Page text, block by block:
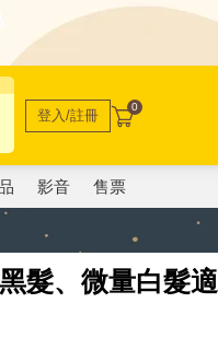
登入/註冊 0
影音 售票
髮、微量白髮適